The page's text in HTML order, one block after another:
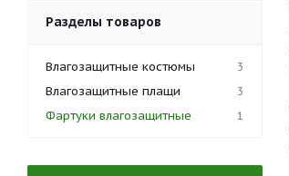
Разделы товаров
Влагозащитные костюмы
3
Влагозащитные плащи
3
Фартуки влагозащитные
1